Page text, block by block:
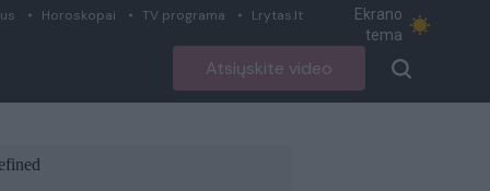
Horoskopai TV programa Lrytas.lt
Ekrano
tema
Atsiųskite video